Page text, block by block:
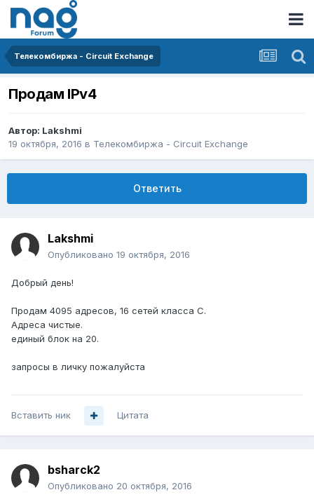
Телекомбиржа - Circuit Exchange
Продам IPv4
Автор: Lakshmi
19 октября, 2016 в Телекомбиржа - Circuit Exchange
Ответить
Lakshmi
Опубликовано 19 октября, 2016
Добрый день!
Продам 4095 адресов, 16 сетей класса С.
Адреса чистые.
единый блок на 20.
запросы в личку пожалуйста
Вставить ник Цитата
bsharck2
Опубликовано 20 октября, 2016